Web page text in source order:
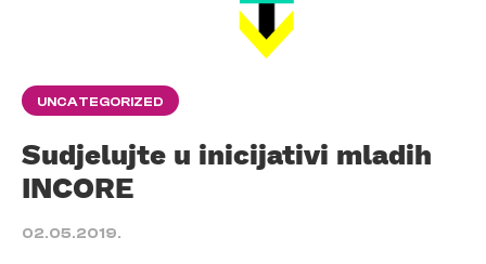
UNCATEGORIZED
Sudjelujte u inicijativi mladih
INCORE
02.05.2019.